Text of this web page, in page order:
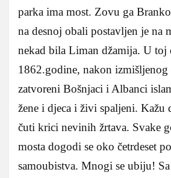
parka ima most. Zovu ga
na desnoj obali postavljen je na
nekad bila Liman džamija. U toj
1862.godine, nakon izmišljenog
zatvoreni Bošnjaci i Albanci
žene i djeca i živi spaljeni. Kažu
čuti krici nevinih žrtava. Svake
mosta dogodi se oko četrdeset
samoubistva. Mnogi se ubiju!